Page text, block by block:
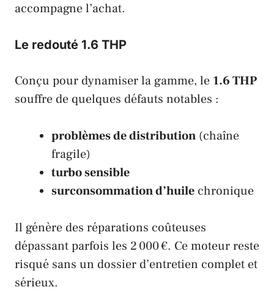
accompagne l’achat.
Le redouté 1.6 THP
Conçu pour dynamiser la gamme, le 1.6 THP
souffre de quelques défauts notables :
problèmes de distribution (chaîne
fragile)
turbo sensible
surconsommation d’huile chronique
Il génère des réparations coûteuses
dépassant parfois les 2 000 €. Ce moteur reste
risqué sans un dossier d’entretien complet et
sérieux.